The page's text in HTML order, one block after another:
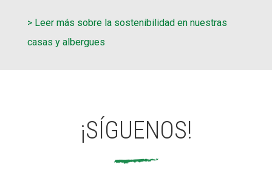
> Leer más sobre la sostenibilidad en nuestras
casas y albergues
¡SÍGUENOS!